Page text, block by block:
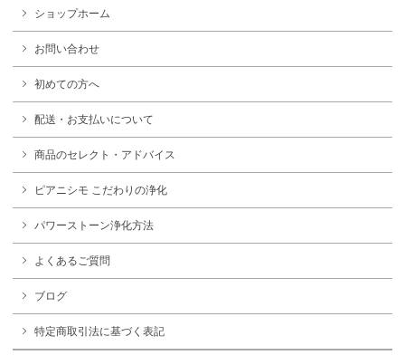
ショップホーム
お問い合わせ
初めての方へ
配送・お支払いについて
商品のセレクト・アドバイス
ピアニシモ こだわりの浄化
パワーストーン浄化方法
よくあるご質問
ブログ
特定商取引法に基づく表記